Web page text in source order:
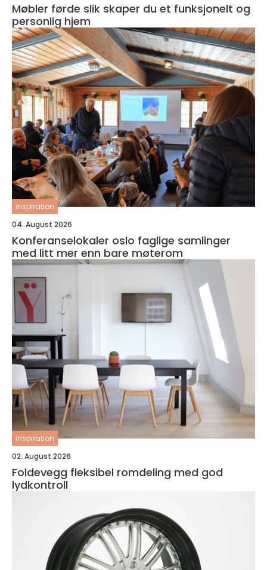
Møbler førde slik skaper du et funksjonelt og
personlig hjem
inspiration
04. August 2026
Konferanselokaler oslo faglige samlinger
med litt mer enn bare møterom
inspiration
02. August 2026
Foldevegg fleksibel romdeling med god
lydkontroll